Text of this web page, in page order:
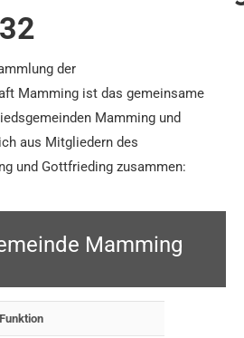
der
Mamming ist das gemeinsame
Mamming und
aus Mitgliedern des
und Gottfrieding zusammen:
Mamming
Funktion